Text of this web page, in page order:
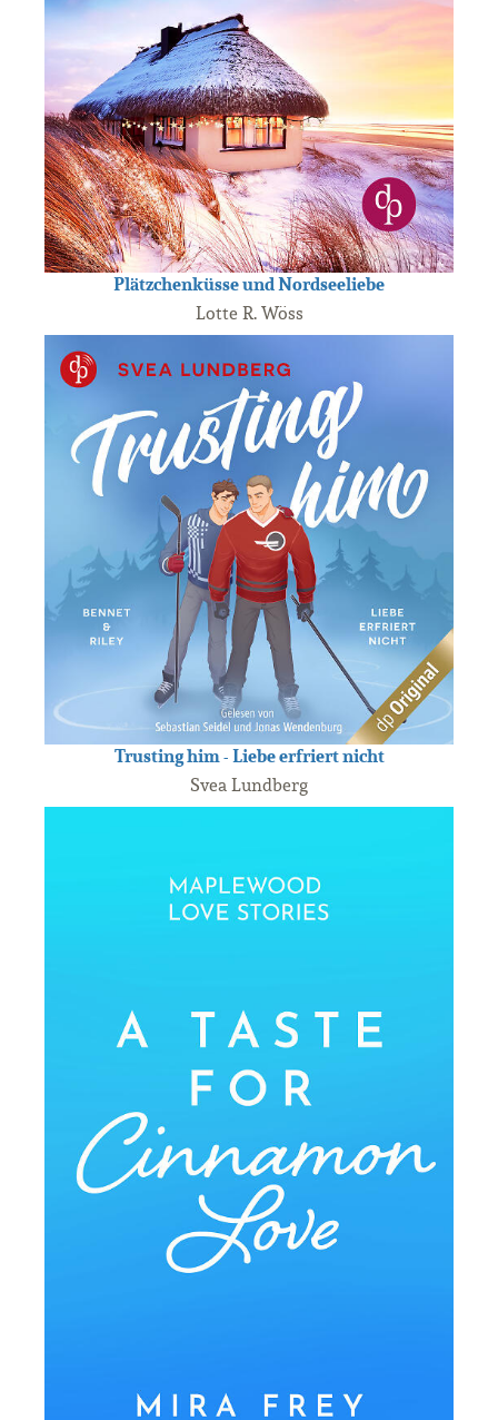
Plätzchenküsse und Nordseeliebe
Lotte R. Wöss
Trusting him - Liebe erfriert nicht
Svea Lundberg